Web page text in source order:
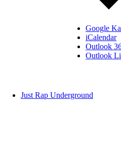
Google
iCalendar
Outlook
Outlook
Just Rap Underground